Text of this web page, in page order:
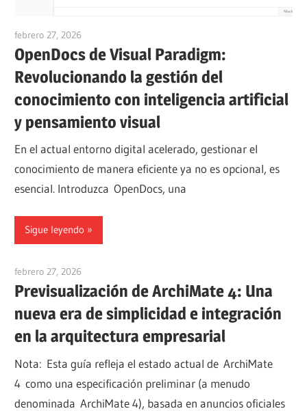
febrero 27, 2026
OpenDocs de Visual Paradigm:
Revolucionando la gestión del
conocimiento con inteligencia artificial
y pensamiento visual
En el actual entorno digital acelerado, gestionar el
conocimiento de manera eficiente ya no es opcional, es
esencial. Introduzca OpenDocs, una
Sigue leyendo
febrero 27, 2026
Previsualización de ArchiMate 4: Una
nueva era de simplicidad e integración
en la arquitectura empresarial
Nota: Esta guía refleja el estado actual de ArchiMate
4 como una especificación preliminar (a menudo
denominada ArchiMate 4), basada en anuncios oficiales